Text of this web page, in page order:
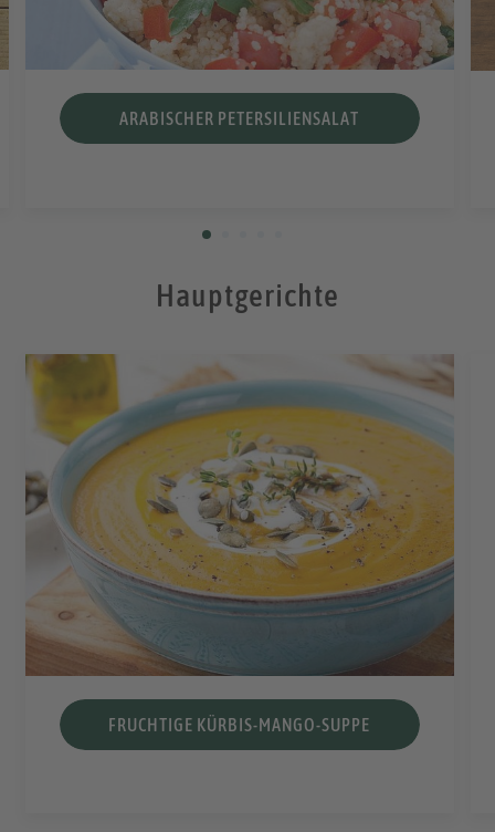
ARABISCHER PETERSILIENSALAT
Hauptgerichte
FRUCHTIGE KÜRBIS-MANGO-SUPPE